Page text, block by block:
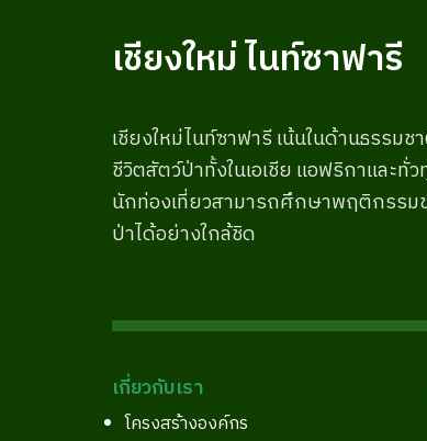
เชียงใหม่ ไนท์ซาฟารี
เชียงใหม่ไนท์ซาฟารี เน้นในด้านธรรมช
ชีวิตสัตว์ป่าทั้งในเอเชีย แอฟริกาและทั่
นักท่องเที่ยวสามารถศึกษาพฤติกรรม
ป่าได้อย่างใกล้ชิด
เกี่ยวกับเรา
โครงสร้างองค์กร